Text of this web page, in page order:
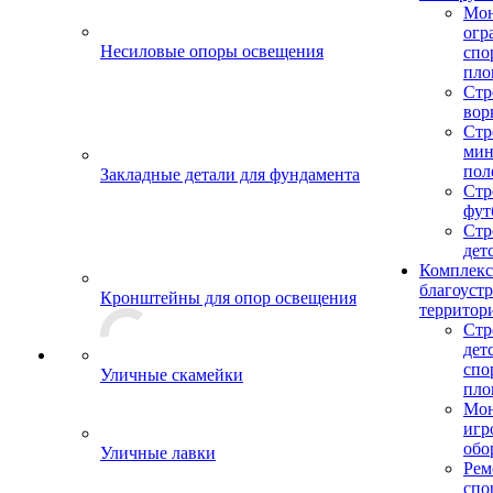
Несиловые опоры освещения
Закладные детали для фундамента
Кронштейны для опор освещения
Уличные скамейки
Уличные лавки